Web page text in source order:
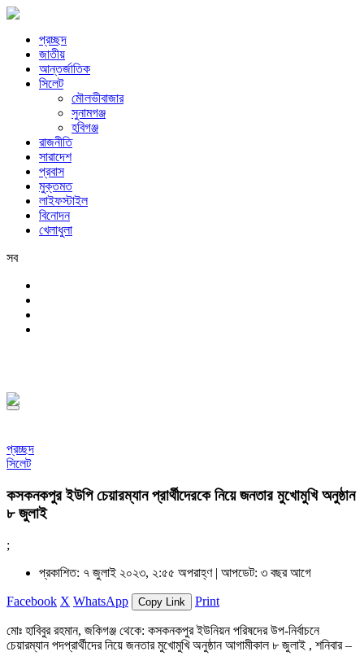
প্রচ্ছদ
জাতীয়
আন্তর্জাতিক
সিলেট
মৌলভীবাজার
সুনামগঞ্জ
হবিগঞ্জ
রাজনীতি
সারাদেশ
প্রবাস
মুক্তমত
লাইফস্টাইল
বিনোদন
খেলাধুলা
সব
প্রচ্ছদ
সিলেট
কসকনকপুর ইউপি চেয়ারম্যান প্রার্থীদেরকে নিয়ে জনতার মুখোমুখি অনুষ্ঠান
৮ জুলাই
;
প্রকাশিত: ৭ জুলাই ২০২৩, ২:৫৫ অপরাহ্ণ | আপডেট: ৩ বছর আগে
Facebook X WhatsApp Copy Link Print
মোঃ হাবিবুর রহমান, জকিগঞ্জ থেকে: কসকনকপুর ইউনিয়ন পরিষদের উপ-নির্বাচনে
চেয়ারম্যান পদপ্রার্থীদের নিয়ে জনতার মুখোমুখি অনুষ্ঠান আগামীকাল ৮ জুলাই , শনিবার –